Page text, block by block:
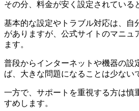
その分、料金が安く設定されている
基本的な設定やトラブル対応は、自
がありますが、公式サイトのマニュ
ます。
普段からインターネットや機器の設
ば、大きな問題になることは少ない
一方で、サポートを重視する方は慎
すめします。